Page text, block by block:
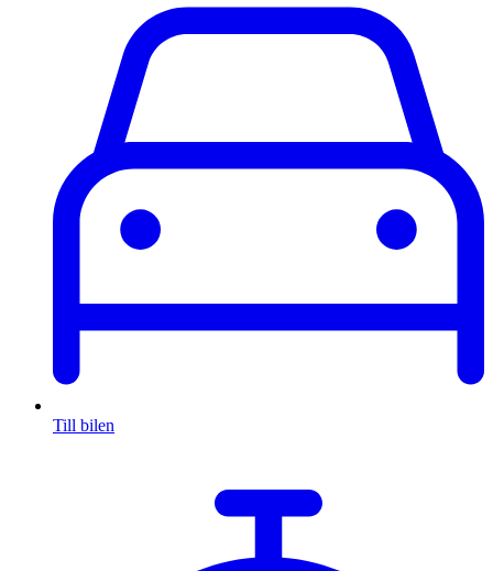
Till bilen